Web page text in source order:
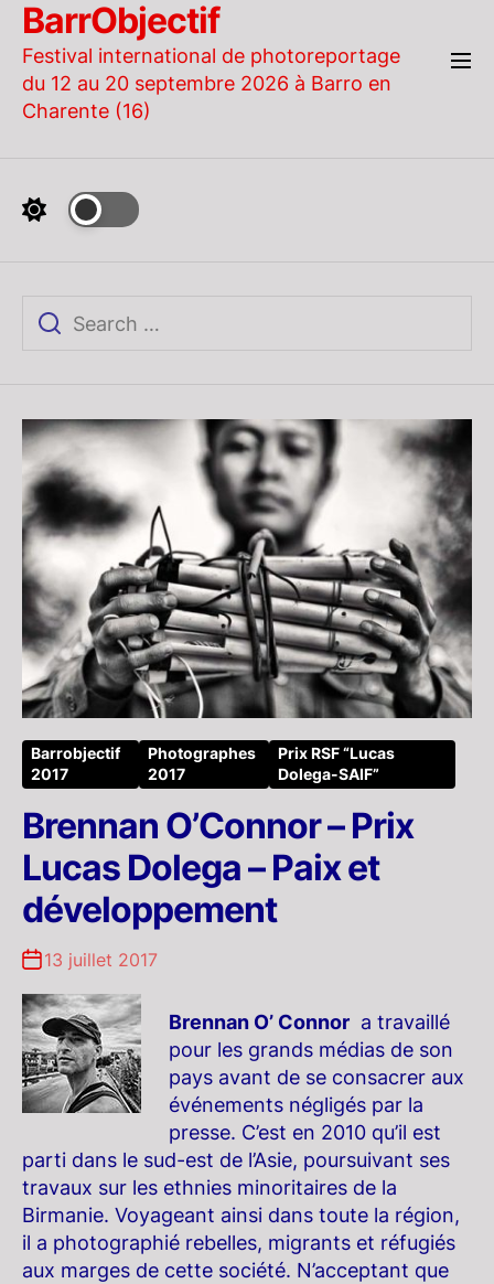
Skip
the
content
BarrObjectif
Festival international de photoreportage
du 12 au 20 septembre 2026 à Barro en
Charente (16)
Barrobjectif
2017
Photographes
2017
Prix RSF “Lucas
Dolega-SAIF”
Brennan O’Connor – Prix
Lucas Dolega – Paix et
développement
13 juillet 2017
Brennan O’ Connor a travaillé
pour les grands médias de son
pays avant de se consacrer aux
événements négligés par la
presse. C’est en 2010 qu’il est
parti dans le sud-est de l’Asie, poursuivant ses
travaux sur les ethnies minoritaires de la
Birmanie. Voyageant ainsi dans toute la région,
il a photographié rebelles, migrants et réfugiés
aux marges de cette société. N’acceptant que